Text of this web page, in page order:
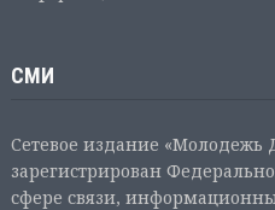
СМИ
Сетевое издание «Молодежь
зарегистрирован
сфере связи,